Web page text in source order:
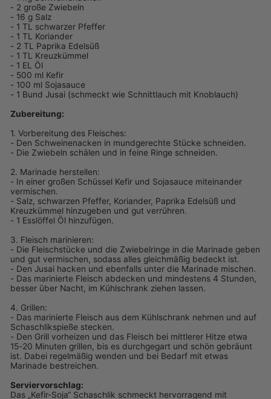
- 2 große Zwiebeln
- 16 g Salz
- 1 TL schwarzer Pfeffer
- 1 TL Koriander
- 2 TL Paprika Edelsüß
- 1 TL Kreuzkümmel
- 1 EL Öl
- 500 ml Kefir
- 100 ml Sojasauce
- 1 Bund Jusai (schmeckt wie Schnittlauch mit Knoblauch)
Zubereitung:
1. Vorbereitung des Fleisches:
- Den Schweinenacken in mundgerechte Stücke schneiden.
- Die Zwiebeln schälen und in feine Ringe schneiden.
2. Marinade herstellen:
- In einer großen Schüssel Kefir und Sojasauce miteinander
vermischen.
- Salz, schwarzen Pfeffer, Koriander, Paprika Edelsüß und
Kreuzkümmel hinzugeben und gut verrühren.
- 1 Esslöffel Öl hinzufügen.
3. Fleisch marinieren:
- Die Fleischstücke und die Zwiebelringe in die Marinade geben
und gut vermischen, sodass alles gleichmäßig bedeckt ist.
- Den Jusai hacken und ebenfalls unter die Marinade mischen.
- Das marinierte Fleisch abdecken und mindestens 4 Stunden,
besser über Nacht, im Kühlschrank ziehen lassen.
4. Grillen:
- Das marinierte Fleisch aus dem Kühlschrank nehmen und auf
Schaschlikspieße stecken.
- Den Grill vorheizen und das Fleisch bei mittlerer Hitze etwa
15-20 Minuten grillen, bis es durchgegart und schön gebräunt
ist. Dabei regelmäßig wenden und bei Bedarf mit etwas
Marinade bestreichen.
Serviervorschlag:
Das „Kefir-Soja“ Schaschlik schmeckt hervorragend mit